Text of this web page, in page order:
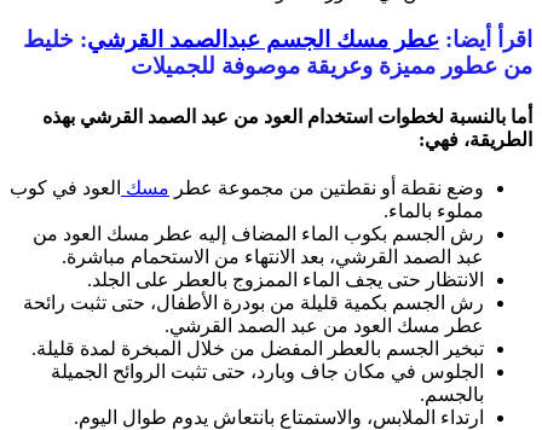
اقرأ أيضا: عطر مسك الجسم عبدالصمد القرشي: خليط
من عطور مميزة وعريقة موصوفة للجميلات
أما بالنسبة لخطوات استخدام العود من عبد الصمد القرشي بهذه
الطريقة، فهي:
وضع نقطة أو نقطتين من ﻣﺠﻤﻮﻋﺔ عطر مسك العود في كوب
مملوء بالماء.
رش الجسم بكوب الماء المضاف إليه عطر مسك العود من
عبد الصمد القرشي، بعد الانتهاء من الاستحمام مباشرة.
الانتظار حتى يجف الماء الممزوج بالعطر على الجلد.
رش الجسم بكمية قليلة من بودرة الأطفال، حتى تثبت رائحة
عطر مسك العود من عبد الصمد القرشي.
تبخير الجسم بالعطر المفضل من خلال المبخرة لمدة قليلة.
الجلوس في مكان جاف وبارد، حتى تثبت الروائح الجميلة
بالجسم.
ارتداء الملابس، والاستمتاع بانتعاش يدوم طوال اليوم.